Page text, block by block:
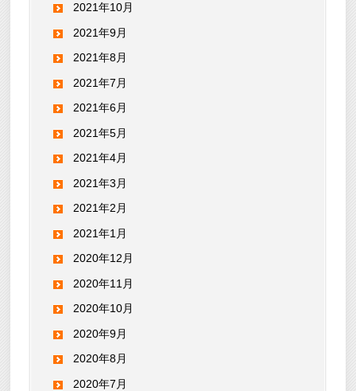
2021年10月
2021年9月
2021年8月
2021年7月
2021年6月
2021年5月
2021年4月
2021年3月
2021年2月
2021年1月
2020年12月
2020年11月
2020年10月
2020年9月
2020年8月
2020年7月